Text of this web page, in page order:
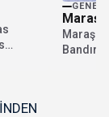
GENEL
Maraş
Maraş